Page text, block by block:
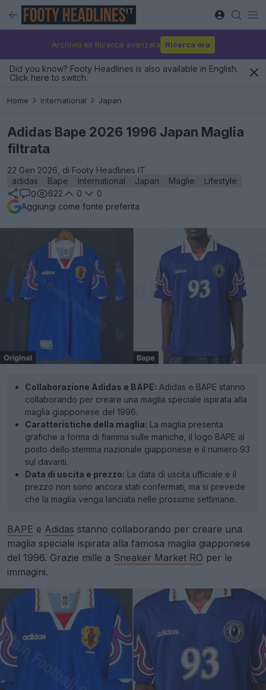
IT
Archivio kit Ricerca avanzata Ricerca ora
Did you know? Footy Headlines is also available in English.
Click here to switch.
Home International Japan
Adidas Bape 2026 1996 Japan Maglia
filtrata
22 Gen 2026, di Footy Headlines IT
adidas
Bape International Japan Maglie
Lifestyle
0
622 0
0
Aggiungi come fonte preferita
Collaborazione Adidas e BAPE: Adidas e BAPE stanno
collaborando per creare una maglia speciale ispirata alla
maglia giapponese del 1996.
Caratteristiche della maglia: La maglia presenta
grafiche a forma di fiamma sulle maniche, il logo BAPE al
posto dello stemma nazionale giapponese e il numero 93
sul davanti.
Data di uscita e prezzo: La data di uscita ufficiale e il
prezzo non sono ancora stati confermati, ma si prevede
che la maglia venga lanciata nelle prossime settimane.
BAPE e Adidas stanno collaborando per creare una
maglia speciale ispirata alla famosa maglia giapponese
del 1996. Grazie mille a Sneaker Market RO per le
immagini.